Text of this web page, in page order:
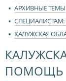
АРХИВНЫЕ ТЕМЫ
КАЛУЖСКАЯ
ПОМОЩЬ